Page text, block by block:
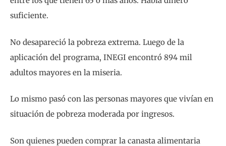
suficiente.
No desapareció la pobreza extrema. Luego de la
aplicación del programa, INEGI encontró 894 mil
adultos mayores en la miseria.
Lo mismo pasó con las personas mayores que vivían en
situación de pobreza moderada por ingresos.
Son quienes pueden comprar la canasta alimentaria